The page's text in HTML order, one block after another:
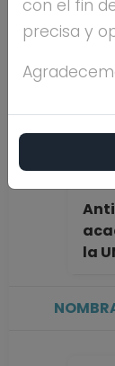
la
con el fin
precisa y